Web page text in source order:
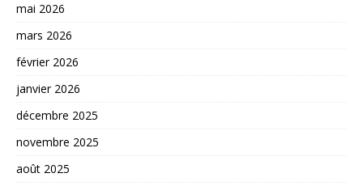
mai 2026
mars 2026
février 2026
janvier 2026
décembre 2025
novembre 2025
août 2025